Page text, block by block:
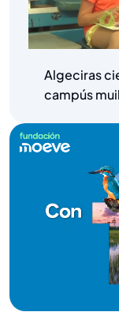
Algeciras
campús